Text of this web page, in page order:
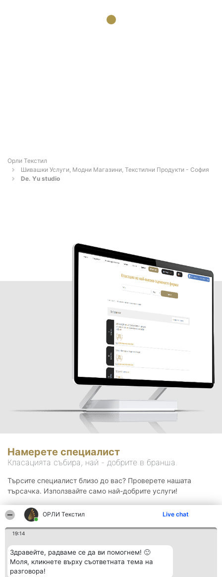
ОРЛИ Текстил Live chat
19:14
Здравейте, радваме се да ви помогнем! 🙂
Моля, кликнете върху съответната тема на
разговора!
Орли Текстил
Шивашки Услуги, Модни Магазини, Текстилни Продукти - София
Dе. Yu studio
Намерете специалист
Класацията събира, най - добрите в бранша.
Търсите специалист близо до вас? Проверете нашата
търсачка. Използвайте само най-добрите услуги!